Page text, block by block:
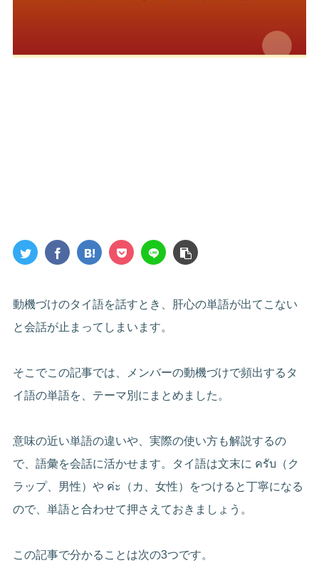
動機づけのタイ語を話すとき、肝心の単語が出てこない
と会話が止まってしまいます。
そこでこの記事では、メンバーの動機づけで頻出するタ
イ語の単語を、テーマ別にまとめました。
意味の近い単語の違いや、実際の使い方も解説するの
で、語彙を会話に活かせます。タイ語は文末に ครับ（ク
ラップ、男性）や ค่ะ（カ、女性）をつけると丁寧になる
ので、単語と合わせて押さえておきましょう。
この記事で分かることは次の3つです。